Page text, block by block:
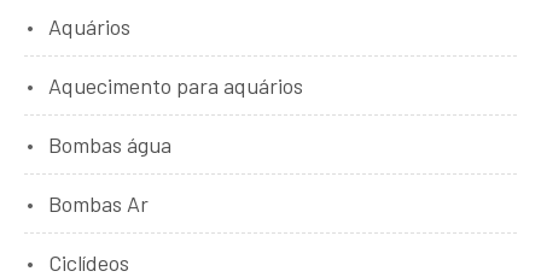
Aquários
Aquecimento para aquários
Bombas água
Bombas Ar
Ciclídeos